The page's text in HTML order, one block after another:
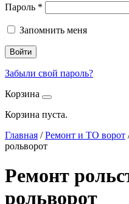
Пароль *
Запомнить меня
Войти
Забыли свой пароль?
Корзина
Корзина пуста.
Главная /Ремонт и ТО ворот
рольворот
Ремонт
рольворот